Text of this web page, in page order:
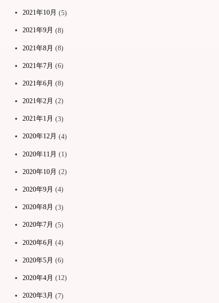
2021年10月 (5)
2021年9月 (8)
2021年8月 (8)
2021年7月 (6)
2021年6月 (8)
2021年2月 (2)
2021年1月 (3)
2020年12月 (4)
2020年11月 (1)
2020年10月 (2)
2020年9月 (4)
2020年8月 (3)
2020年7月 (5)
2020年6月 (4)
2020年5月 (6)
2020年4月 (12)
2020年3月 (7)